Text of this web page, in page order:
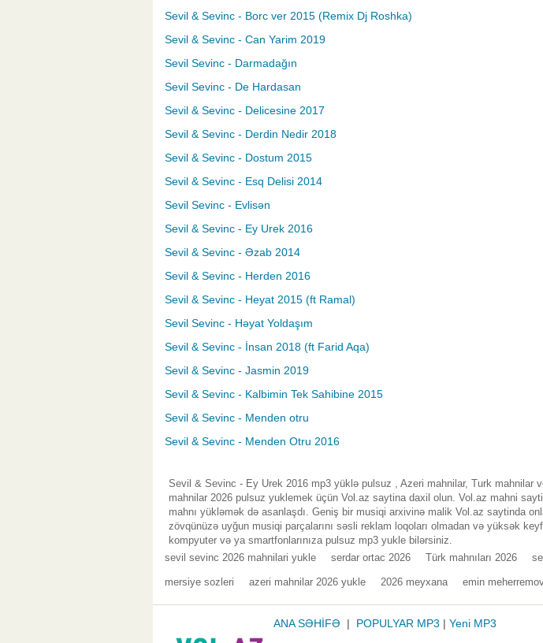
Sevil & Sevinc - Borc ver 2015 (Remix Dj Roshka)
Sevil & Sevinc - Can Yarim 2019
Sevil Sevinc - Darmadağın
Sevil Sevinc - De Hardasan
Sevil & Sevinc - Delicesine 2017
Sevil & Sevinc - Derdin Nedir 2018
Sevil & Sevinc - Dostum 2015
Sevil & Sevinc - Esq Delisi 2014
Sevil Sevinc - Evlisən
Sevil & Sevinc - Ey Urek 2016
Sevil & Sevinc - Əzab 2014
Sevil & Sevinc - Herden 2016
Sevil & Sevinc - Heyat 2015 (ft Ramal)
Sevil Sevinc - Həyat Yoldaşım
Sevil & Sevinc - İnsan 2018 (ft Farid Aqa)
Sevil & Sevinc - Jasmin 2019
Sevil & Sevinc - Kalbimin Tek Sahibine 2015
Sevil & Sevinc - Menden otru
Sevil & Sevinc - Menden Otru 2016
Sevil & Sevinc - Ey Urek 2016 mp3 yüklə pulsuz , Azeri mahnilar, Turk mahnilar
mahnilar 2026 pulsuz yuklemek üçün Vol.az saytina daxil olun. Vol.az mahni
mahnı yükləmək də asanlaşdı. Geniş bir musiqi arxivinə malik Vol.az saytinda
zövqünüzə uyğun musiqi parçalarını səsli reklam loqoları olmadan və yüksək
kompyuter və ya smartfonlarınıza pulsuz mp3 yukle bilərsiniz.
sevil sevinc 2026 mahnilari yukle serdar ortac 2026 Türk mahnıları 2026
mersiye sozleri azeri mahnilar 2026 yukle 2026 meyxana emin
ANA SƏHİFƏ | POPULYAR MP3 | Yeni MP3